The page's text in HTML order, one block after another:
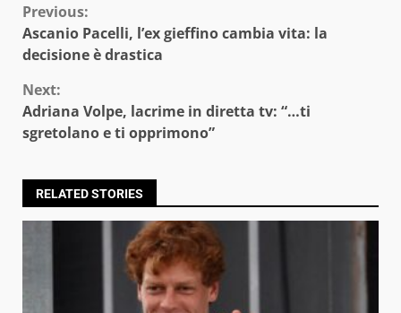
Continue
Reading
Previous:
Ascanio Pacelli, l’ex gieffino cambia vita: la
decisione è drastica
Next:
Adriana Volpe, lacrime in diretta tv: “…ti
sgretolano e ti opprimono”
RELATED STORIES